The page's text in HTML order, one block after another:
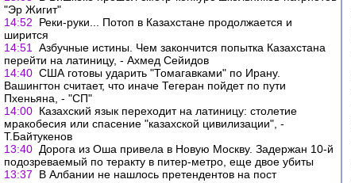
"Эр Жигит"
14:52
Реки-руки... Потоп в Казахстане продолжается и
ширится
14:51
Азбучные истины. Чем закончится попытка Казахстана
перейти на латиницу, - Ахмед Сейидов
14:40 США готовы ударить "Томагавками" по Ирану.
Вашингтон считает, что иначе Тегеран пойдет по пути
Пхеньяна, - "СП"
14:00 Казахский язык переходит на латиницу: столетие
мракобесия или спасение "казахской цивилизации", -
Т.Байтукенов
13:40 Дорога из Оша привела в Новую Москву. Задержан 10-й
подозреваемый по теракту в питер-метро, еще двое убиты
13:37
В Албании не нашлось претендентов на пост